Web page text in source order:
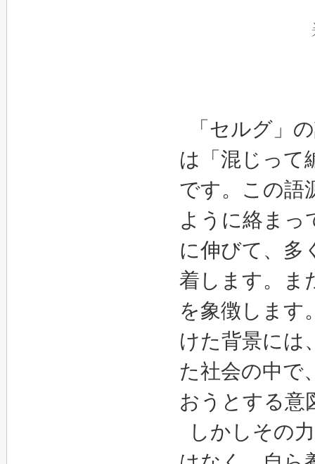
「セルグ」
は「混じって
です。この語
ように絡まっ
に伸びて、多
着します。ま
を象徴します
けた背景には
た社会の中で
おうとする
しかしその